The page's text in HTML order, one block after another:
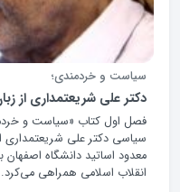
سیاست و خردمندی؛
دکتر علی شریعتمداری از
فصل اول کتاب «سیاست و
سیاسی دکتر علی شریعتمداری
معدود اساتید دانشگاه اصفهان
انقلاب اسلامی همراهی می‌کرد.